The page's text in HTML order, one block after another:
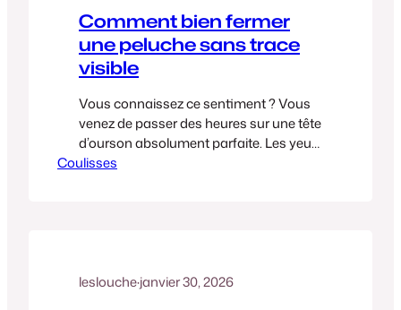
Comment bien fermer
une peluche sans trace
visible
Vous connaissez ce sentiment ? Vous
venez de passer des heures sur une tête
d’ourson absolument parfaite. Les yeux
sont droits, le museau est trop mimi… et
Coulisses
leslouche·janvier 30, 2026